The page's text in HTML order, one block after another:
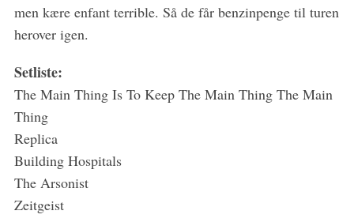
men kære enfant terrible. Så de får benzinpenge til turen
herover igen.
Setliste:
The Main Thing Is To Keep The Main Thing The Main
Thing
Replica
Building Hospitals
The Arsonist
Zeitgeist